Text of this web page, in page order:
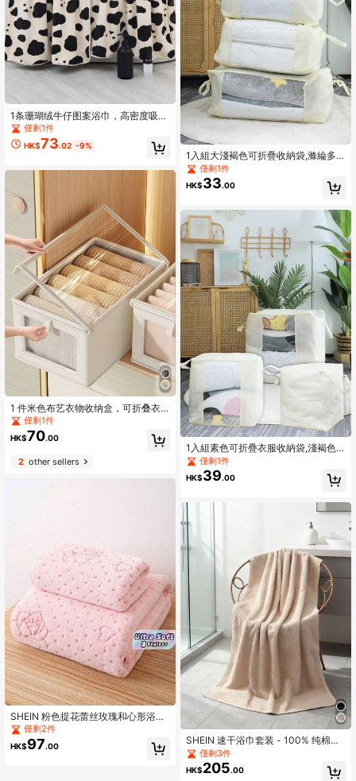
1条珊瑚绒牛仔图案浴巾，高密度吸水
性强，新款可爱ins风牛仔珊瑚绒浴
巾，时尚学生情侣套装，加厚速干大
浴巾，浴室用品，浴室装饰，柔软亲
僅剩1件
HK$73.02 -9%
1 件米色布艺衣物收纳盒，可折叠衣
柜整理盒，带可见窗口，抽屉式牛仔
裤收纳盒，适合家庭使用
僅剩1件
HK$70.00
2other sellers
SHEIN 粉色提花蕾丝玫瑰和心形浴巾
- 速干超吸水涤纶，70x140cm/34x
75cm 适用于浴室、健身房、旅行礼
物
僅剩2件
HK$97.00
1入組大淺褐色可折疊收納袋,滌綸多
功能手持衣服收納袋
僅剩1件
HK$33.00
1入組素色可折疊衣服收納袋,淺褐色
滌綸被子包,
僅剩1件
HK$39.00
SHEIN 速干浴巾套装 - 100% 纯棉卡
其色和简约条纹图案，26.92x53.84
英寸大号沙滩巾（适合游泳者和成
人）+ 13.07x28.84 英寸面巾/手巾。
僅剩3件
HK$205.00